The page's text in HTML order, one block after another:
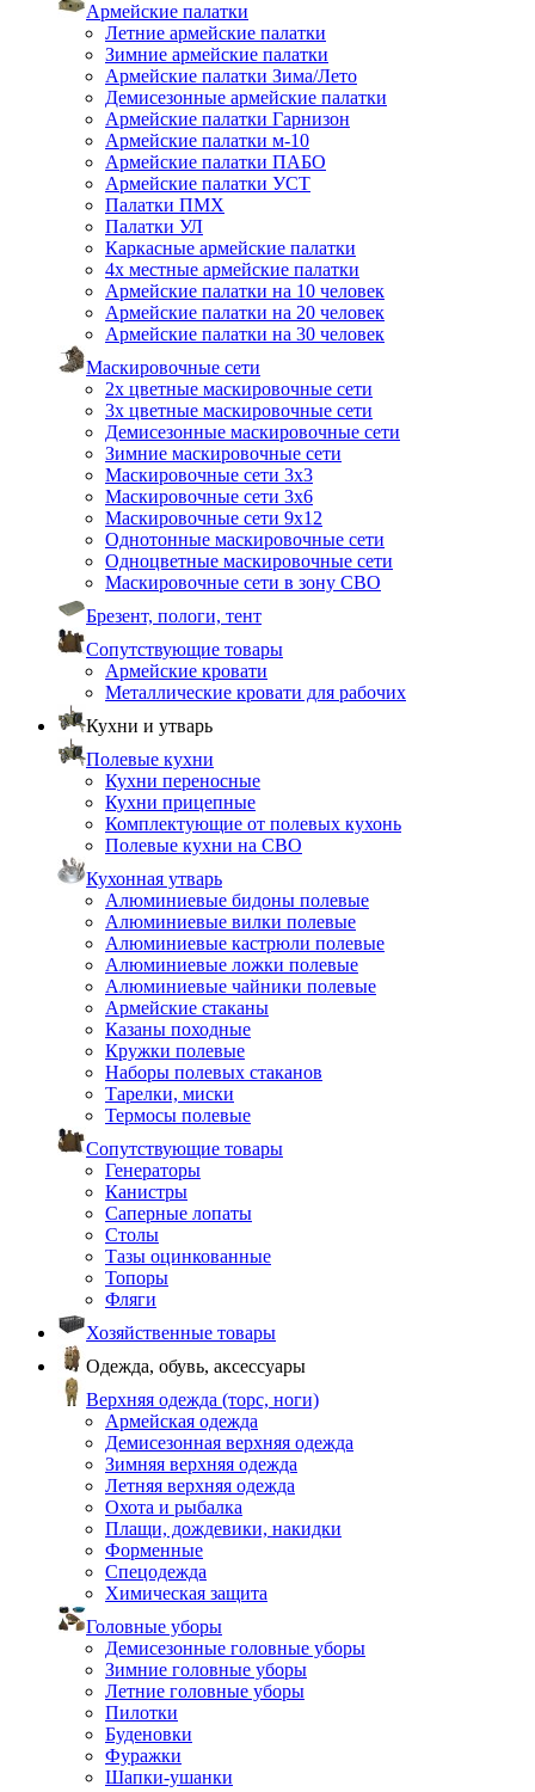
Армейские палатки
Летние армейские палатки
Зимние армейские палатки
Армейские палатки Зима/Лето
Демисезонные армейские палатки
Армейские палатки Гарнизон
Армейские палатки м-10
Армейские палатки ПАБО
Армейские палатки УСТ
Палатки ПМХ
Палатки УЛ
Каркасные армейские палатки
4х местные армейские палатки
Армейские палатки на 10 человек
Армейские палатки на 20 человек
Армейские палатки на 30 человек
Маскировочные сети
2х цветные маскировочные сети
3х цветные маскировочные сети
Демисезонные маскировочные сети
Зимние маскировочные сети
Маскировочные сети 3х3
Маскировочные сети 3х6
Маскировочные сети 9х12
Однотонные маскировочные сети
Одноцветные маскировочные сети
Маскировочные сети в зону СВО
Брезент, пологи, тент
Сопутствующие товары
Армейские кровати
Металлические кровати для рабочих
Кухни и утварь
Полевые кухни
Кухни переносные
Кухни прицепные
Комплектующие от полевых кухонь
Полевые кухни на СВО
Кухонная утварь
Алюминиевые бидоны полевые
Алюминиевые вилки полевые
Алюминиевые кастрюли полевые
Алюминиевые ложки полевые
Алюминиевые чайники полевые
Армейские стаканы
Казаны походные
Кружки полевые
Наборы полевых стаканов
Тарелки, миски
Термосы полевые
Сопутствующие товары
Генераторы
Канистры
Саперные лопаты
Столы
Тазы оцинкованные
Топоры
Фляги
Хозяйственные товары
Одежда, обувь, аксессуары
Верхняя одежда (торс, ноги)
Армейская одежда
Демисезонная верхняя одежда
Зимняя верхняя одежда
Летняя верхняя одежда
Охота и рыбалка
Плащи, дождевики, накидки
Форменные
Спецодежда
Химическая защита
Головные уборы
Демисезонные головные уборы
Зимние головные уборы
Летние головные уборы
Пилотки
Буденовки
Фуражки
Шапки-ушанки